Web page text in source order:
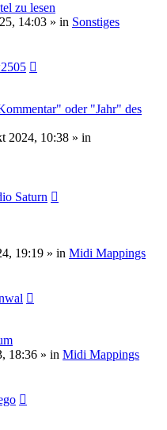
zu lesen
14:03 » in Sonstiges
oder "Jahr" des
2024, 10:38 » in
Saturn
19:19 » in Midi Mappings
18:36 » in Midi Mappings